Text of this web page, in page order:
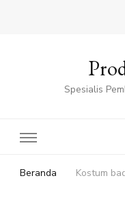
Spesialis
Beranda Kostum